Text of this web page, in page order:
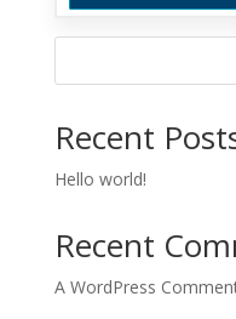
-
Família
-
quantidade
Recent
Hello world!
Recent
A WordPress